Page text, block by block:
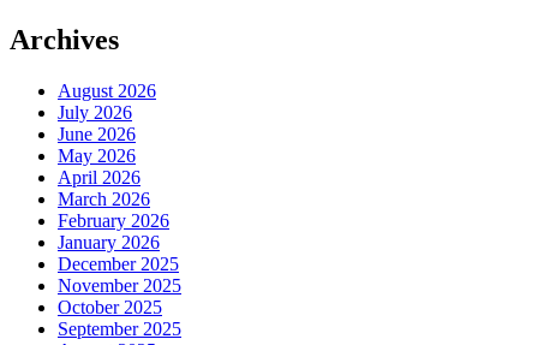
Archives
August 2026
July 2026
June 2026
May 2026
April 2026
March 2026
February 2026
January 2026
December 2025
November 2025
October 2025
September 2025